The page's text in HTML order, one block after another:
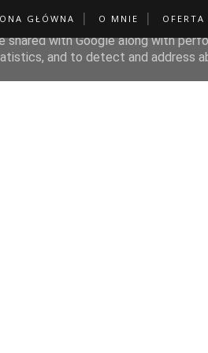
GŁÓWNA O MNIE OFERTA
site uses cookies from Google to
shared with Google along with
and to detect and address